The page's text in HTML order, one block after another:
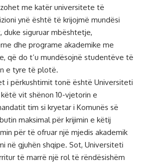
me katër universitete të
ynë është të krijojmë mundësi
siguruar mbështetje,
dhe programe akademike me
që do t’u mundësojnë studentëve të
e tyre të plotë.
i përkushtimit tonë është Universiteti
këtë vit shënon 10-vjetorin e
tim si kryetar i Komunës së
maksimal për krijimin e këtij
për të ofruar një mjedis akademik
në gjuhën shqipe. Sot, Universiteti
të marrë një rol të rëndësishëm